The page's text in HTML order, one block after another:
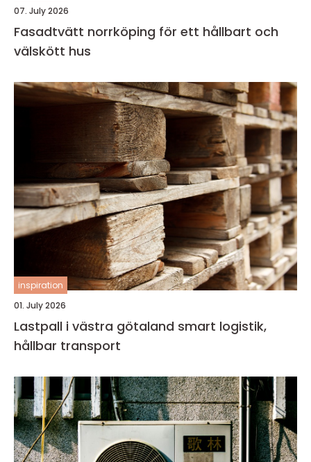
07. July 2026
Fasadtvätt norrköping för ett hållbart och
välskött hus
inspiration
01. July 2026
Lastpall i västra götaland smart logistik,
hållbar transport